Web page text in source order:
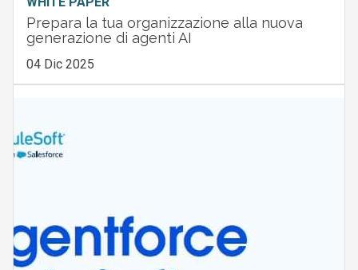
Prepara la tua organizzazione alla nuova
generazione di agenti AI
04 Dic 2025